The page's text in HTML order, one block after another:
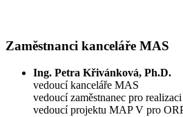
Zaměstnanci kanceláře MAS
Ing. Petra Křivánková, Ph.D.
vedoucí kanceláře MAS
vedoucí zaměstnanec pro
vedoucí projektu MAP V pro